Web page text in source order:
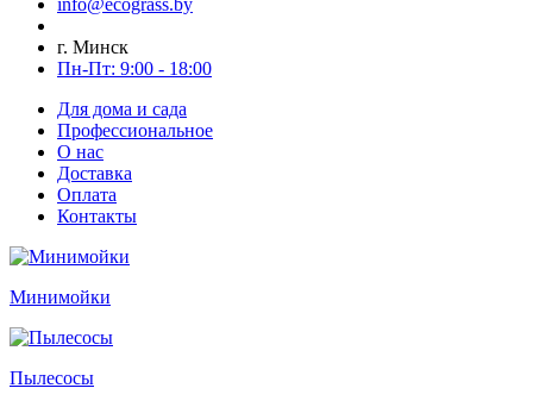
info@ecograss.by
г. Минск
Пн-Пт: 9:00 - 18:00
Для дома и сада
Профессиональное
О нас
Доставка
Оплата
Контакты
Минимойки
Пылесосы